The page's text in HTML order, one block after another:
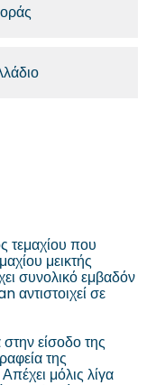
τεμαχίου που
μεικτής
συνολικό εμβαδόν
αντιστοιχεί σε
είσοδο της
της
μόλις λίγα